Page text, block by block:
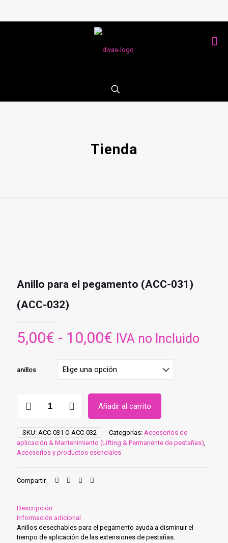
Tienda
Anillo para el pegamento (ACC-031)
(ACC-032)
5,00€ - 10,00€ Rango
precios:
5,00€
hasta
10,00€
IVA no Incluido
anillos
pegamento
(ACC-
031)
(ACC-
Añadir al carrito
SKU: ACC-031 O ACC-032 Categorías: Accesorios de
aplicación & Mantenimiento (Lifting & Permanente de pestañas),
Accesorios y productos esenciales
Compartir
Descripción
Información adicional
Anillos desechables para el pegamento ayuda a disminuir el
tiempo de aplicación de las extensiones de pestañas.